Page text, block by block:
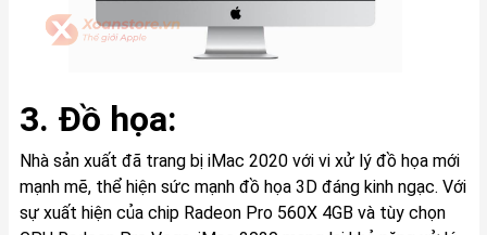
3. Đồ họa:
Nhà sản xuất đã trang bị iMac 2020 với vi xử lý đồ họa mới
mạnh mẽ, thể hiện sức mạnh đồ họa 3D đáng kinh ngạc. Với
sự xuất hiện của chip Radeon Pro 560X 4GB và tùy chọn